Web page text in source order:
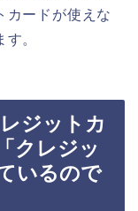
カードが使えな
。
ジットカ
クレジッ
いるので